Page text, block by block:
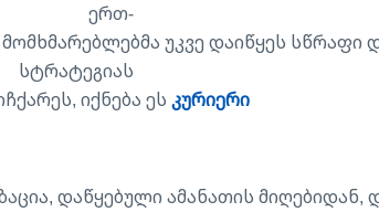
ერთ-
უკვე დაიწყეს სწრაფი
იქნება ეს კურიერი
დაწყებული ამანათის მიღებიდან,